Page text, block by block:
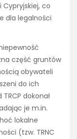
co
dla legalności
część gruntów
obywateli
do ich
dokonał
je m.in.
lokalne
(tzw. TRNC